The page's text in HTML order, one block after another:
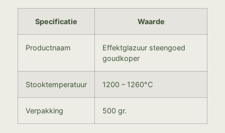
Specificatie Waarde
Productnaam
Effektglazuur steengoed
goudkoper
Stooktemperatuur 1200 – 1260°C
Verpakking 500 gr.